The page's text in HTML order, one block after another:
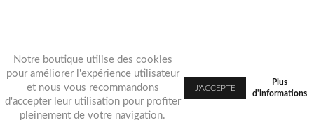
Notre boutique utilise des cookies
pour améliorer l'expérience utilisateur
et nous vous recommandons
d'accepter leur utilisation pour profiter
pleinement de votre navigation.
Plus
d'informations